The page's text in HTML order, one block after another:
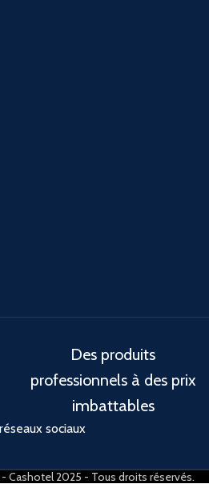
Des produits
professionnels à des prix
imbattables
sociaux
- Cashotel 2025 - Tous droits réservés.